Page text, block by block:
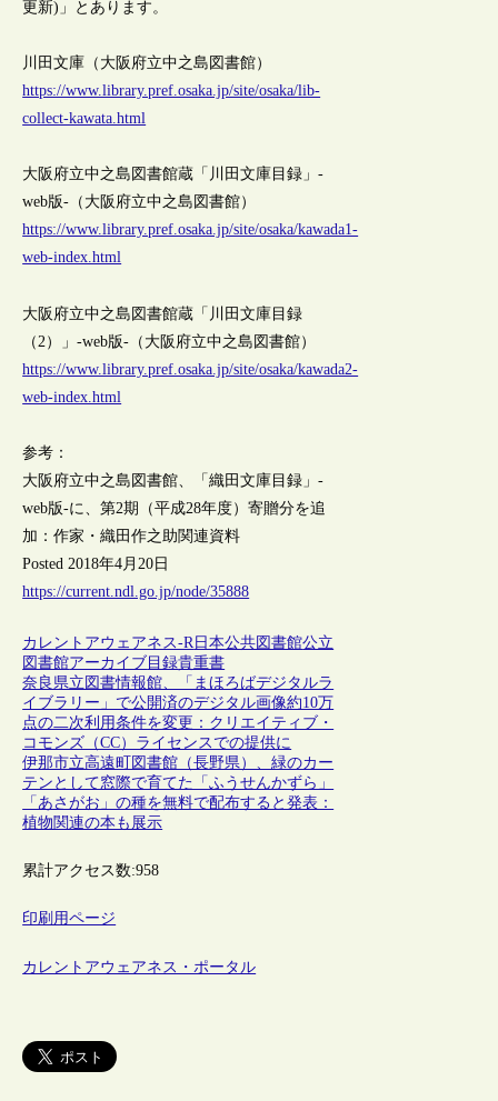
更新)」とあります。
川田文庫（大阪府立中之島図書館）
https://www.library.pref.osaka.jp/site/osaka/lib-
collect-kawata.html
大阪府立中之島図書館蔵「川田文庫目録」-
web版-（大阪府立中之島図書館）
https://www.library.pref.osaka.jp/site/osaka/kawada1-
web-index.html
大阪府立中之島図書館蔵「川田文庫目録
（2）」-web版-（大阪府立中之島図書館）
https://www.library.pref.osaka.jp/site/osaka/kawada2-
web-index.html
参考：
大阪府立中之島図書館、「織田文庫目録」-
web版-に、第2期（平成28年度）寄贈分を追
加：作家・織田作之助関連資料
Posted 2018年4月20日
https://current.ndl.go.jp/node/35888
カレントアウェアネス-R日本公共図書館公立
図書館アーカイブ 目録貴重書
奈良県立図書情報館、「まほろばデジタルラ
イブラリー」で公開済のデジタル画像約10万
点の二次利用条件を変更：クリエイティブ・
コモンズ（CC）ライセンスでの提供に
伊那市立高遠町図書館（長野県）、緑のカー
テンとして窓際で育てた「ふうせんかずら」
「あさがお」の種を無料で配布すると発表：
植物関連の本も展示
累計アクセス数:958
印刷用ページ
カレントアウェアネス・ポータル